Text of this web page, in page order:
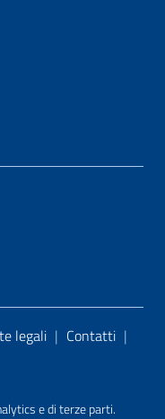
e di terze parti.
legali | Contatti |